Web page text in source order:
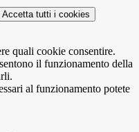
Accetta tutti i cookies
quali cookie consentire.
il funzionamento della
al funzionamento potete